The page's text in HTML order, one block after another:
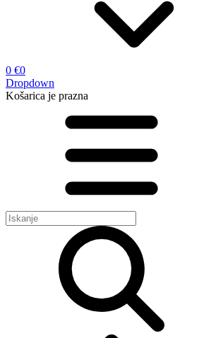
0 €0
Dropdown
Košarica je prazna